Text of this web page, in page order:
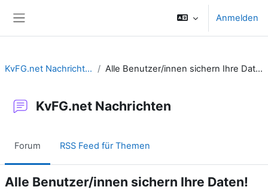
Anmelden
KvFG.net Nachrichten Alle Benutzer/innen sichern Ihre Daten!
KvFG.net Nachrichten
Forum RSS Feed für Themen
Alle Benutzer/innen sichern Ihre Daten!